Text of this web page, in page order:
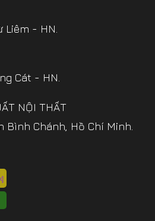
- HN.
Cát - HN.
NỘI THẤT
Bình Chánh, Hồ Chí Minh.